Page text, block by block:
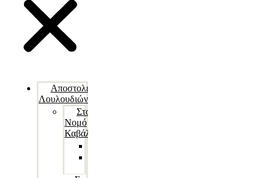
Αποστολές
Λουλουδιών
Στον
Νομό
Καβάλας